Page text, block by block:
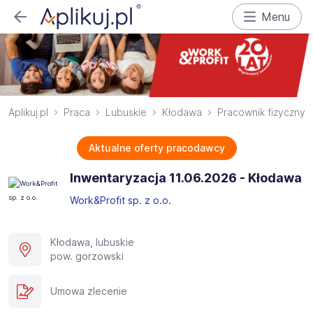
Menu
Aplikuj.pl Praca Lubuskie Kłodawa Pracownik fizyczny
Aktualne oferty pracodawcy
Inwentaryzacja 11.06.2026 - Kłodawa
Work&Profit sp. z o.o.
Kłodawa, lubuskie
pow. gorzowski
Umowa zlecenie